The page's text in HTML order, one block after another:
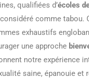
qualifiées d’écoles
comme
exhaustifs
une approche
notre expérience
saine, épanouie et